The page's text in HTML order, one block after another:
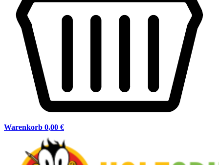
Warenkorb 0,00 €